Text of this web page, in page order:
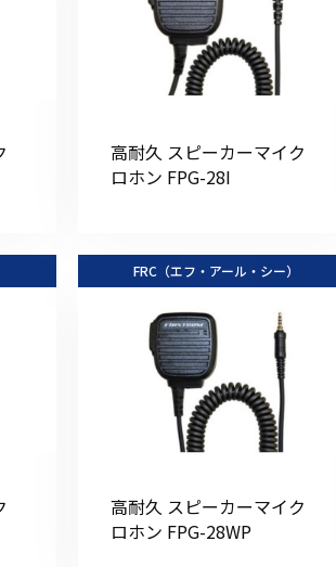
無線機収納・運搬ケース
めてご利用の方
高耐久 スピーカーマイク
ロホン FPG-28I
FRC（エフ・アール・シー）
高耐久 スピーカーマイク
ロホン FPG-28WP